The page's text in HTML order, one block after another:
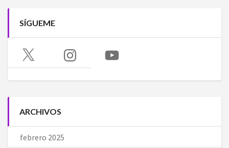
SÍGUEME
X Instagram YouTube
ARCHIVOS
febrero 2025